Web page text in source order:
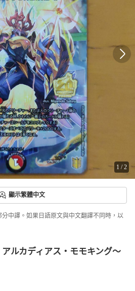
1 /2
顯示繁體中文
中譯。如果日語原文與中文翻譯不同時，以
ルカディアス・モモキング〜